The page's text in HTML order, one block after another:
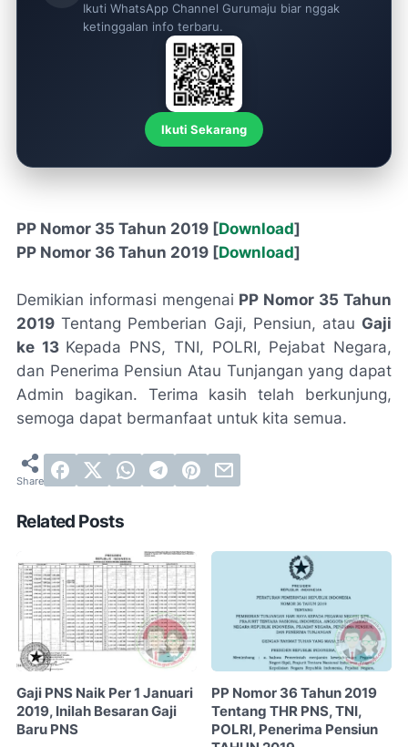
Ikuti WhatsApp Channel Gurumaju biar nggak
ketinggalan info terbaru.
Ikuti Sekarang
PP Nomor 35 Tahun 2019 [Download]
PP Nomor 36 Tahun 2019 [Download]
Demikian informasi mengenai PP Nomor 35 Tahun
2019 Tentang Pemberian Gaji, Pensiun, atau Gaji
ke 13 Kepada PNS, TNI, POLRI, Pejabat Negara,
dan Penerima Pensiun Atau Tunjangan yang dapat
Admin bagikan. Terima kasih telah berkunjung,
semoga dapat bermanfaat untuk kita semua.
Related Posts
Gaji PNS Naik Per 1 Januari
2019, Inilah Besaran Gaji
Baru PNS
PP Nomor 36 Tahun 2019
Tentang THR PNS, TNI,
POLRI, Penerima Pensiun